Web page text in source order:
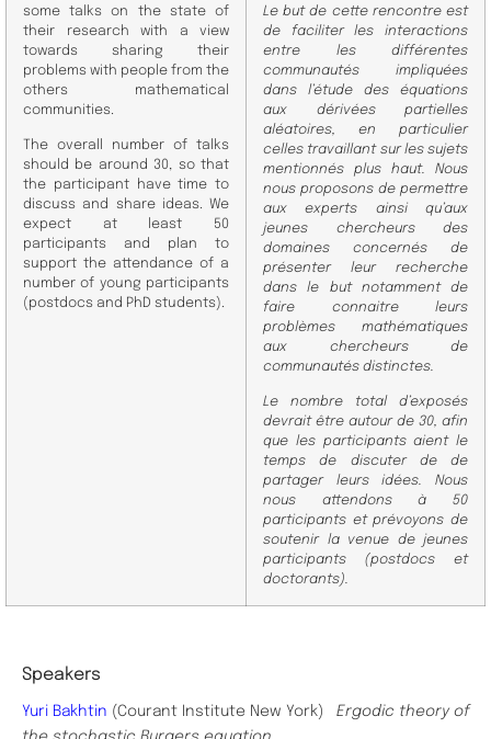
some talks on the state of
their research with a view
towards sharing their
problems with people from the
others mathematical
communities.
​The overall number of talks
should be around 30, so that
the participant have time to
discuss and share ideas. We
expect at least 50
participants and plan to
support the attendance of a
number of young participants
(postdocs and PhD students).
Le but de cette rencontre est
de faciliter les interactions
entre les différentes
communautés impliquées
dans l’étude des équations
aux dérivées partielles
aléatoires, en particulier
celles travaillant sur les sujets
mentionnés plus haut. Nous
nous proposons de permettre
aux experts ainsi qu’aux
jeunes chercheurs des
domaines concernés de
présenter leur recherche
dans le but notamment de
faire connaitre leurs
problèmes mathématiques
aux chercheurs de
communautés distinctes.
​Le nombre total d’exposés
devrait être autour de 30, afin
que les participants aient le
temps de discuter de de
partager leurs idées. Nous
nous attendons à 50
participants et prévoyons de
soutenir la venue de jeunes
participants (postdocs et
doctorants).
Speakers
Yuri Bakhtin (Courant Institute New York) Ergodic theory of